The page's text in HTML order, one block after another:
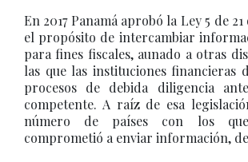
En 2017 Panamá aprobó la Ley 5 de
el propósito de intercambiar
para fines fiscales, aunado a otras
las que las instituciones financieras
procesos de debida diligencia
competente. A raíz de esa
número de países con los
comprometió a enviar información, de